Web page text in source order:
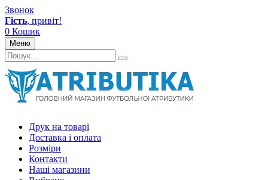
Звонок
Гість, привіт!
0 Кошик
Меню
Друк на товарі
Доставка і оплата
Розміри
Контакти
Наші магазини